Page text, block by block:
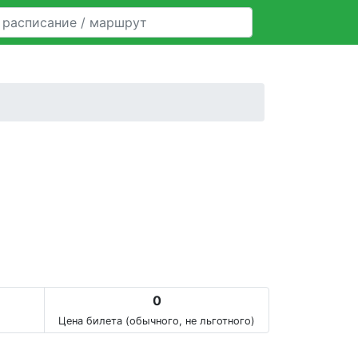
0
Цена билета (обычного, не льготного)